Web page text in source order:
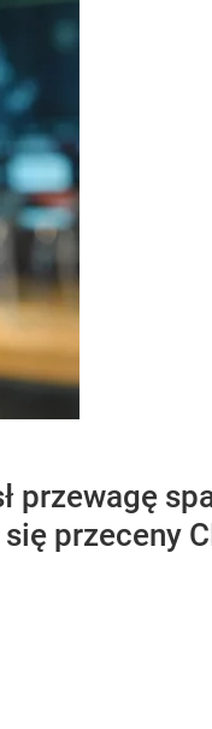
przewagę
przeceny